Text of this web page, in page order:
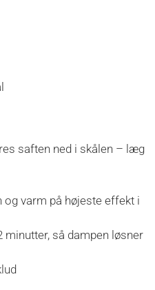
saften ned i skålen – læg
varm på højeste effekt i
minutter, så dampen løsner